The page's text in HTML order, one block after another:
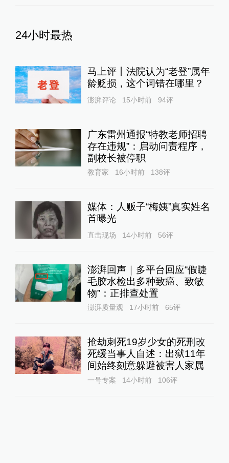
24小时最热
马上评丨法院认为“老登”属年
龄贬损，这个词错在哪里？
澎湃评论 15小时前 94评
广东雷州通报“特教老师招聘
存在违规”：启动问责程序，
副校长被停职
教育家 16小时前 138评
媒体：人贩子“梅姨”真实姓名
首曝光
直击现场 14小时前 56评
澎湃回声｜多平台回应“假睫
毛胶水检出多种致癌、致敏
物”：正排查处置
澎湃质量观 17小时前 65评
抢劫刺死19岁少女的死刑改
死缓当事人自述：出狱11年
间始终刻意躲避被害人家属
一号专案 14小时前 106评